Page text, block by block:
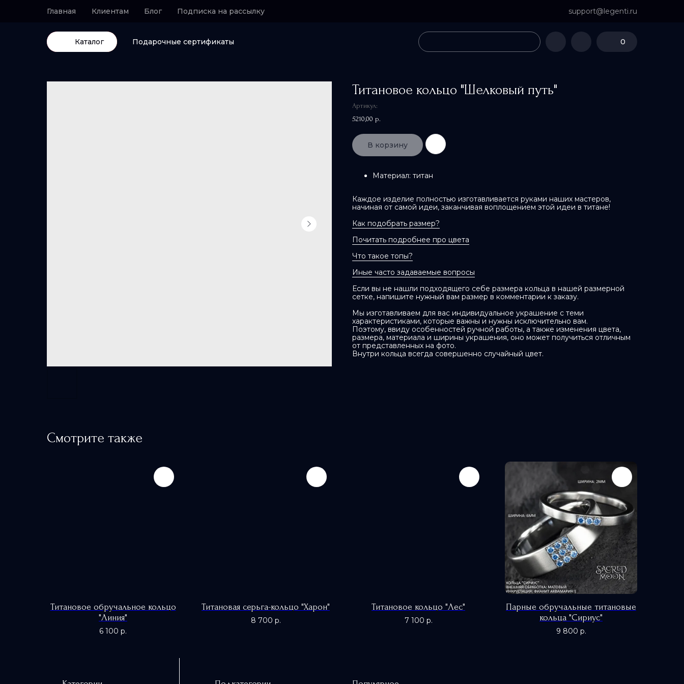
Главная Клиентам Блог Подписка на рассылку support@legenti.ru
Каталог Подарочные сертификаты 0
Титановое кольцо "Шелковый путь"
Артикул:
5210,00 р.
В корзину
Материал: титан
Каждое изделие полностью изготавливается руками наших мастеров,
начиная от самой идеи, заканчивая воплощением этой идеи в титане!
Как подобрать размер?
Почитать подробнее про цвета
Что такое топы?
Иные часто задаваемые вопросы
Если вы не нашли подходящего себе размера кольца в нашей размерной
сетке, напишите нужный вам размер в комментарии к заказу.
Мы изготавливаем для вас индивидуальное украшение с теми
характеристиками, которые важны и нужны исключительно вам.
Поэтому, ввиду особенностей ручной работы, а также изменения цвета,
размера, материала и ширины украшения, оно может получиться отличным
от представленных на фото.
Внутри кольца всегда совершенно случайный цвет.
Смотрите также
Титановое обручальное кольцо
"Линия"
6 100 р.
Титановая серьга-кольцо "Харон"
8 700 р.
Титановое кольцо "Лес"
7 100 р.
Парные обручальные титановые
кольца "Сириус"
9 800 р.